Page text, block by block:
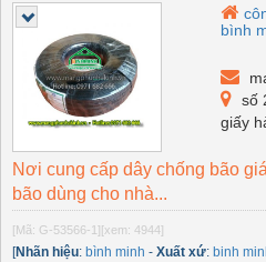
bình
số
giấy
Nơi cung cấp dây chống bão
bão dùng cho nhà...
[Mã: G-53566-1] [xem: 4944]
[Nhãn hiệu: bình minh - Xuất xứ: binh